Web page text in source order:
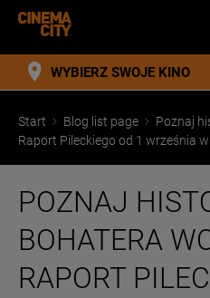
WYBIERZ SWOJE KINO
Start Blog list page
Poznaj
Raport Pileckiego od 1 września
POZNAJ
BOHATERA
RAPORT